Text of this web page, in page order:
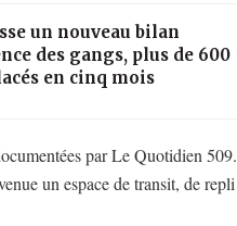
un nouveau bilan
des gangs, plus de 600
en cinq mois
par Le Quotidien 509.
un espace de transit, de repli